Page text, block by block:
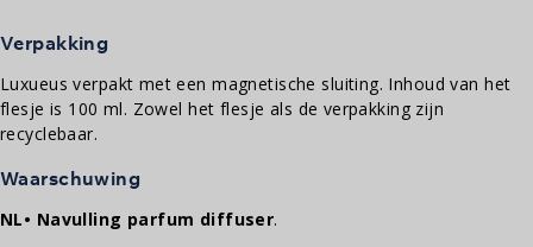
Verpakking
Luxueus verpakt met een magnetische sluiting. Inhoud van het
flesje is 100 ml. Zowel het flesje als de verpakking zijn
recyclebaar.
Waarschuwing
NL• Navulling parfum diffuser.